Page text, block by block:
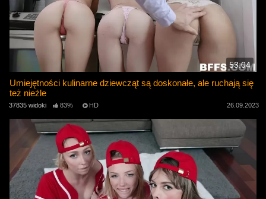
53:04
Umiejętności kulinarne dziewcząt są doskonałe, ale ruchają się
też nieźle
37835 widoki 83% HD 26.09.2023